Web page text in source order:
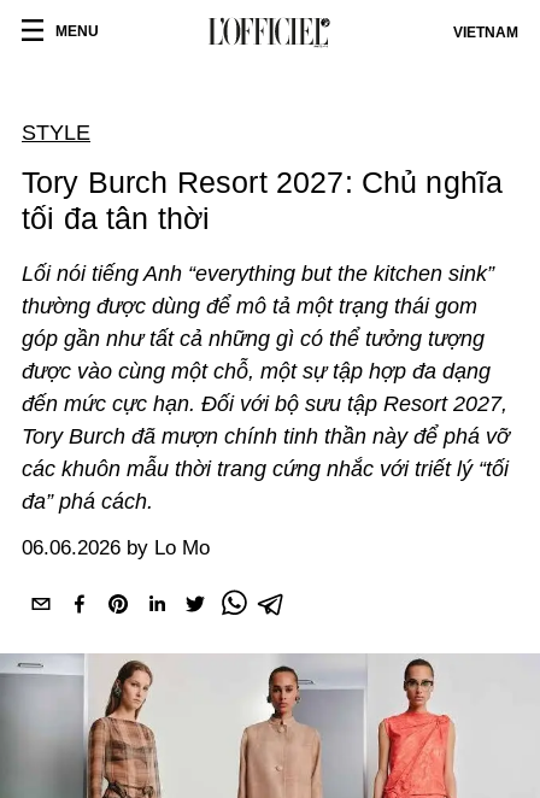
MENU VIETNAM
STYLE
Tory Burch Resort 2027: Chủ nghĩa
tối đa tân thời
Lối nói tiếng Anh “everything but the kitchen sink”
thường được dùng để mô tả một trạng thái gom
góp gần như tất cả những gì có thể tưởng tượng
được vào cùng một chỗ, một sự tập hợp đa dạng
đến mức cực hạn. Đối với bộ sưu tập Resort 2027,
Tory Burch đã mượn chính tinh thần này để phá vỡ
các khuôn mẫu thời trang cứng nhắc với triết lý “tối
đa” phá cách.
06.06.2026 by Lo Mo